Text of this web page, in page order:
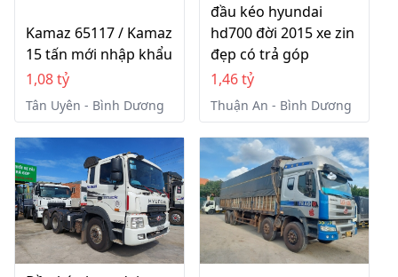
Kamaz 65117 / Kamaz
15 tấn mới nhập khẩu
1,08 tỷ
Tân Uyên - Bình Dương
đầu kéo hyundai
hd700 đời 2015 xe zin
đẹp có trả góp
1,46 tỷ
Thuận An - Bình Dương